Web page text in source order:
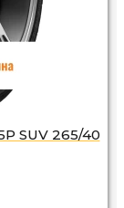
SUV 265/40